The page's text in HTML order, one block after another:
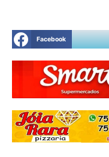
Facebook